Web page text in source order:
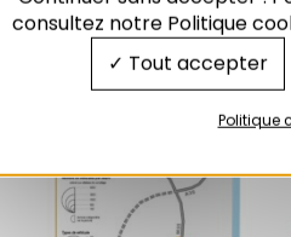
la voiture soit en terme de
terme de modification des
consultez notre Politique
Tout accepter
Politique